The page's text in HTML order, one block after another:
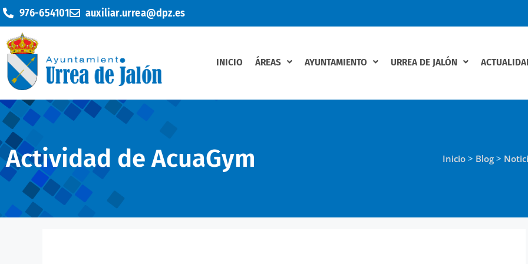
976-654101 auxiliar.urrea@dpz.es
INICIO ÁREAS AYUNTAMIENTO URREA DE JALÓN
Actividad de AcuaGym Inicio > Blog >